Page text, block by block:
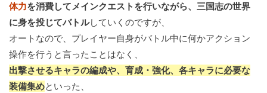
体力を消費してメインクエストを行いながら、三国志の世界
に身を投じてバトルしていくのですが、
オートなので、プレイヤー自身がバトル中に何かアクション
操作を行うと言ったことはなく、
出撃させるキャラの編成や、育成・強化、各キャラに必要な
装備集めといった、